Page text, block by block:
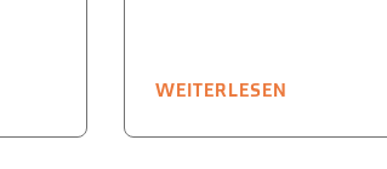
WEITERLESEN